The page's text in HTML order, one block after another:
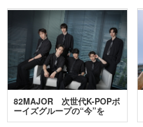
82MAJOR 次世代K-POPボ
ーイズグループの“今”を
訊…